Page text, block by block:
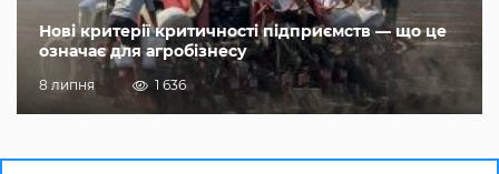
Нові критерії критичності підприємств — що це
означає для агробізнесу
8 липня 1 636